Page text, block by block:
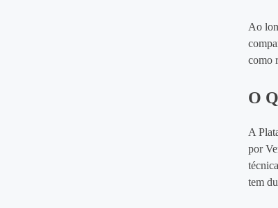
Ao
como
O
A
por
tem